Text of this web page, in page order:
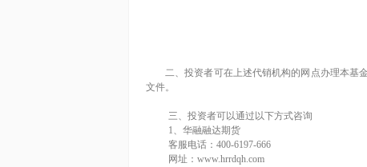
二、投资者可在上述代销机构的网点办理本基
文件。
三、投资者可以通过以下方式咨询
1、华融融达期货
客服电话： 400-6197-666
网址： www.hrrdqh.com